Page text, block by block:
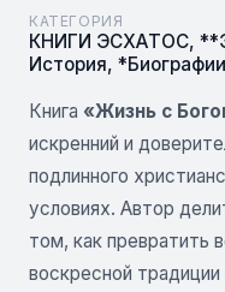
КАТЕГОРИЯ
КНИГИ ЭСХАТОС,
История,
Книга «Жизнь с
искренний и
подлинного
условиях. Автор
том, как превратить
воскресной